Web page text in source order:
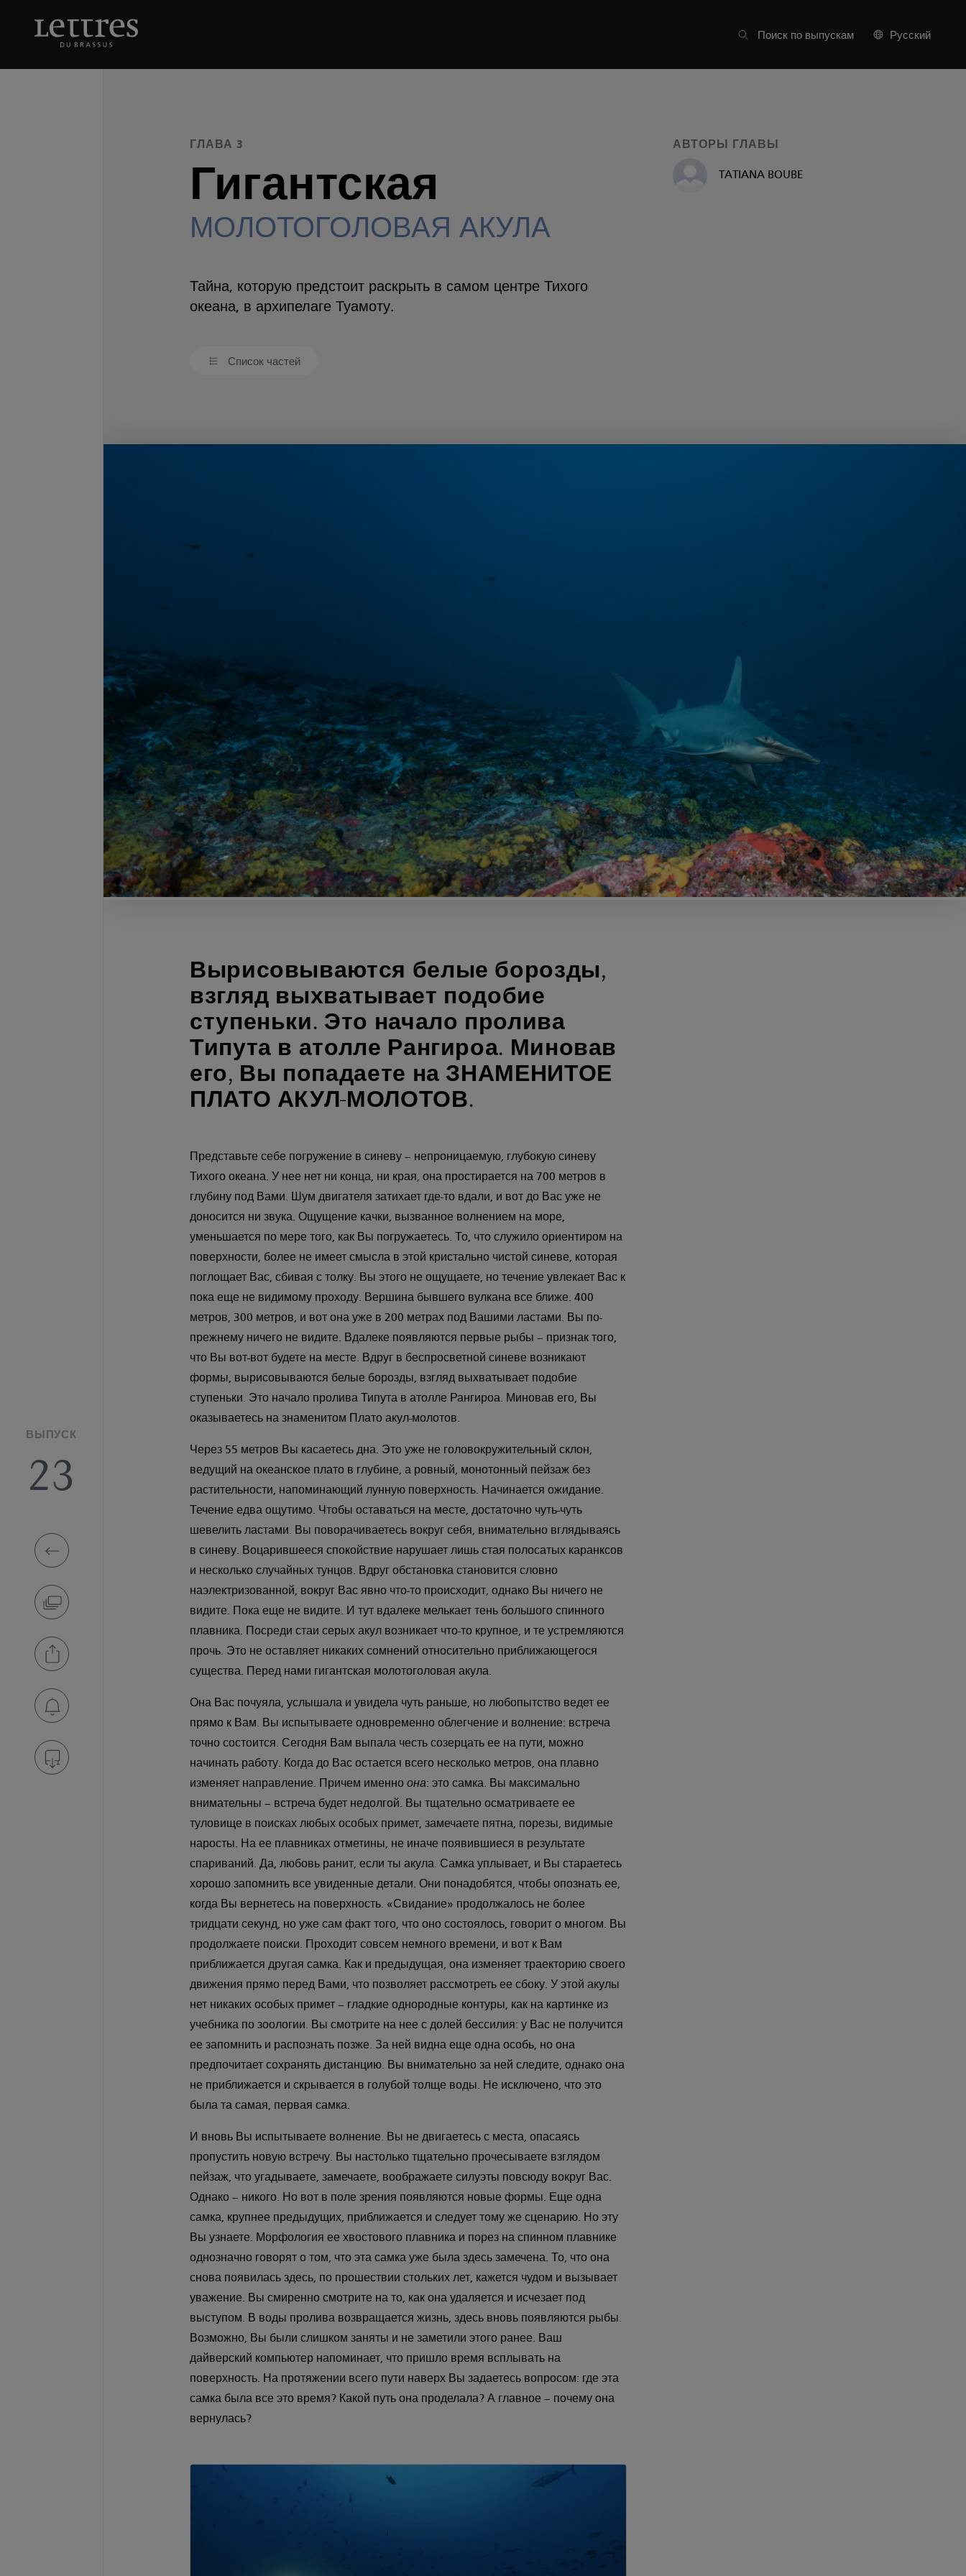
content
Поиск по выпускам Русский
ВЫПУСК
23
ГЛАВА 3
Гигантская
МОЛОТОГОЛОВАЯ АКУЛА
Тайна, которую предстоит раскрыть в самом центре Тихого
океана, в архипелаге Туамоту.
Список частей
АВТОРЫ ГЛАВЫ
TATIANA BOUBE
Вырисовываются белые борозды,
взгляд выхватывает подобие
ступеньки. Это начало пролива
Типута в атолле Рангироа. Миновав
его, Вы попадаете на ЗНАМЕНИТОЕ
ПЛАТО АКУЛ-МОЛОТОВ.
Представьте себе погружение в синеву – непроницаемую, глубокую синеву
Тихого океана. У нее нет ни конца, ни края, она простирается на 700 метров в
глубину под Вами. Шум двигателя затихает где-то вдали, и вот до Вас уже не
доносится ни звука. Ощущение качки, вызванное волнением на море,
уменьшается по мере того, как Вы погружаетесь. То, что служило ориентиром на
поверхности, более не имеет смысла в этой кристально чистой синеве, которая
поглощает Вас, сбивая с толку. Вы этого не ощущаете, но течение увлекает Вас к
пока еще не видимому проходу. Вершина бывшего вулкана все ближе. 400
метров, 300 метров, и вот она уже в 200 метрах под Вашими ластами. Вы по-
прежнему ничего не видите. Вдалеке появляются первые рыбы – признак того,
что Вы вот-вот будете на месте. Вдруг в беспросветной синеве возникают
формы, вырисовываются белые борозды, взгляд выхватывает подобие
ступеньки. Это начало пролива Типута в атолле Рангироа. Миновав его, Вы
оказываетесь на знаменитом Плато акул-молотов.
Через 55 метров Вы касаетесь дна. Это уже не головокружительный склон,
ведущий на океанское плато в глубине, а ровный, монотонный пейзаж без
растительности, напоминающий лунную поверхность. Начинается ожидание.
Течение едва ощутимо. Чтобы оставаться на месте, достаточно чуть-чуть
шевелить ластами. Вы поворачиваетесь вокруг себя, внимательно вглядываясь
в синеву. Воцарившееся спокойствие нарушает лишь стая полосатых каранксов
и несколько случайных тунцов. Вдруг обстановка становится словно
наэлектризованной, вокруг Вас явно что-то происходит, однако Вы ничего не
видите. Пока еще не видите. И тут вдалеке мелькает тень большого спинного
плавника. Посреди стаи серых акул возникает что-то крупное, и те устремляются
прочь. Это не оставляет никаких сомнений относительно приближающегося
существа. Перед нами гигантская молотоголовая акула.
Она Вас почуяла, услышала и увидела чуть раньше, но любопытство ведет ее
прямо к Вам. Вы испытываете одновременно облегчение и волнение: встреча
точно состоится. Сегодня Вам выпала честь созерцать ее на пути, можно
начинать работу. Когда до Вас остается всего несколько метров, она плавно
изменяет направление. Причем именно она: это самка. Вы максимально
внимательны – встреча будет недолгой. Вы тщательно осматриваете ее
туловище в поисках любых особых примет, замечаете пятна, порезы, видимые
наросты. На ее плавниках отметины, не иначе появившиеся в результате
спариваний. Да, любовь ранит, если ты акула. Самка уплывает, и Вы стараетесь
хорошо запомнить все увиденные детали. Они понадобятся, чтобы опознать ее,
когда Вы вернетесь на поверхность. «Свидание» продолжалось не более
тридцати секунд, но уже сам факт того, что оно состоялось, говорит о многом. Вы
продолжаете поиски. Проходит совсем немного времени, и вот к Вам
приближается другая самка. Как и предыдущая, она изменяет траекторию своего
движения прямо перед Вами, что позволяет рассмотреть ее сбоку. У этой акулы
нет никаких особых примет – гладкие однородные контуры, как на картинке из
учебника по зоологии. Вы смотрите на нее с долей бессилия: у Вас не получится
ее запомнить и распознать позже. За ней видна еще одна особь, но она
предпочитает сохранять дистанцию. Вы внимательно за ней следите, однако она
не приближается и скрывается в голубой толще воды. Не исключено, что это
была та самая, первая самка.
И вновь Вы испытываете волнение. Вы не двигаетесь с места, опасаясь
пропустить новую встречу. Вы настолько тщательно прочесываете взглядом
пейзаж, что угадываете, замечаете, воображаете силуэты повсюду вокруг Вас.
Однако – никого. Но вот в поле зрения появляются новые формы. Еще одна
самка, крупнее предыдущих, приближается и следует тому же сценарию. Но эту
Вы узнаете. Морфология ее хвостового плавника и порез на спинном плавнике
однозначно говорят о том, что эта самка уже была здесь замечена. То, что она
снова появилась здесь, по прошествии стольких лет, кажется чудом и вызывает
уважение. Вы смиренно смотрите на то, как она удаляется и исчезает под
выступом. В воды пролива возвращается жизнь, здесь вновь появляются рыбы.
Возможно, Вы были слишком заняты и не заметили этого ранее. Ваш
дайверский компьютер напоминает, что пришло время всплывать на
поверхность. На протяжении всего пути наверх Вы задаетесь вопросом: где эта
самка была все это время? Какой путь она проделала? А главное – почему она
вернулась?